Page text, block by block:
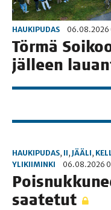
HAUKIPUDAS 06.08.2026
Tör­mä
jäl­leen
HAUKIPUDAS, II, JÄÄLI,
YLIKIIMINKI
06.08.2026
saatetut